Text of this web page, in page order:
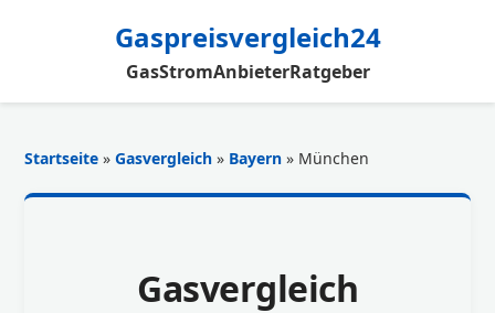
Gaspreisvergleich24
GasStromAnbieterRatgeber
Startseite »Gasvergleich » Bayern » München
Gasvergleich